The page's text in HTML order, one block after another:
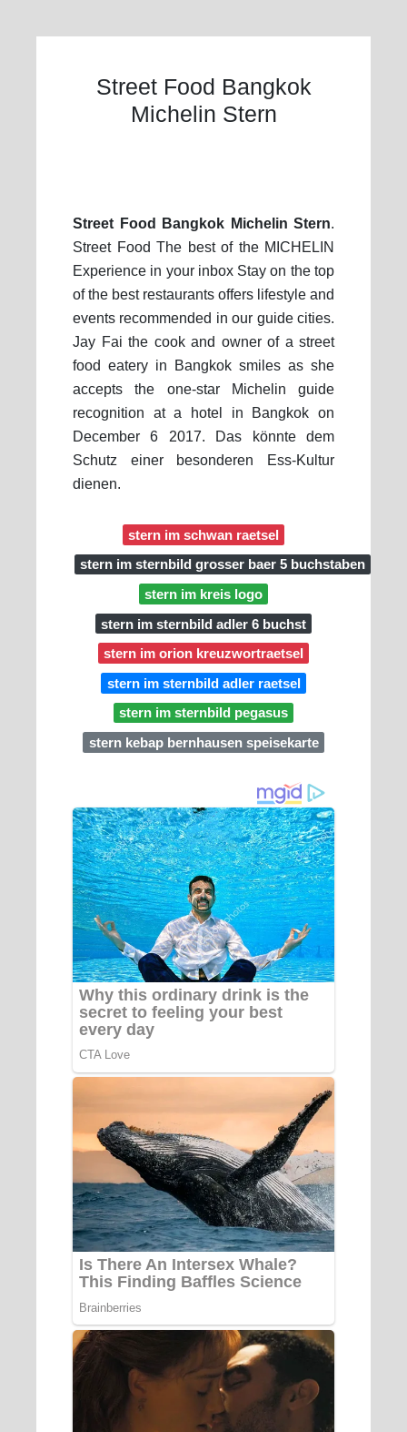
Street Food Bangkok
Michelin Stern
Street Food Bangkok Michelin Stern.
Street Food The best of the MICHELIN
Experience in your inbox Stay on the top
of the best restaurants offers lifestyle and
events recommended in our guide cities.
Jay Fai the cook and owner of a street
food eatery in Bangkok smiles as she
accepts the one-star Michelin guide
recognition at a hotel in Bangkok on
December 6 2017. Das könnte dem
Schutz einer besonderen Ess-Kultur
dienen.
stern im schwan raetsel
stern im sternbild grosser baer 5 buchstaben
stern im kreis logo
stern im sternbild adler 6 buchst
stern im orion kreuzwortraetsel
stern im sternbild adler raetsel
stern im sternbild pegasus
stern kebap bernhausen speisekarte